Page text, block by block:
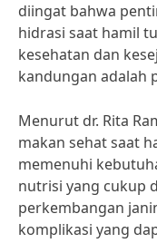
diingat bahwa
hidrasi saat hamil
kesehatan dan
kandungan adalah
Menurut dr. Rita
makan sehat saat
memenuhi
nutrisi yang cukup
perkembangan
komplikasi yang